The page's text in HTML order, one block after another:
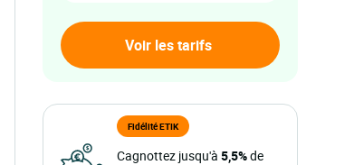
Fidélité ETIK
Cagnottez jusqu'à 5,5%de